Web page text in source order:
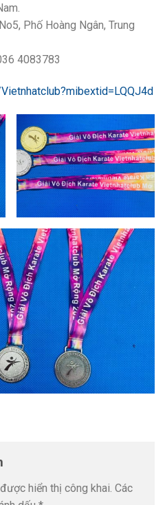
Phố Hoàng Ngân, Trung
4083783
hiển thị công khai. Các